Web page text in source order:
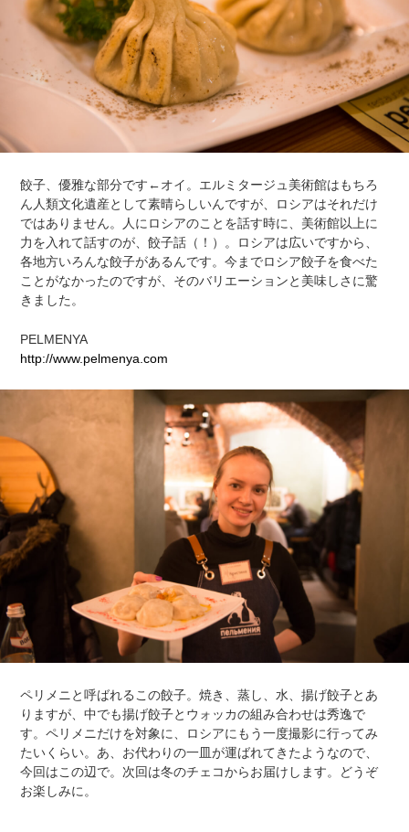
餃子、優雅な部分です←オイ。エルミタージュ美術館はもちろ
ん人類文化遺産として素晴らしいんですが、ロシアはそれだけ
ではありません。人にロシアのことを話す時に、美術館以上に
力を入れて話すのが、餃子話（！）。ロシアは広いですから、
各地方いろんな餃子があるんです。今までロシア餃子を食べた
ことがなかったのですが、そのバリエーションと美味しさに驚
きました。
PELMENYA
http://www.pelmenya.com
ペリメニと呼ばれるこの餃子。焼き、蒸し、水、揚げ餃子とあ
りますが、中でも揚げ餃子とウォッカの組み合わせは秀逸で
す。ペリメニだけを対象に、ロシアにもう一度撮影に行ってみ
たいくらい。あ、お代わりの一皿が運ばれてきたようなので、
今回はこの辺で。次回は冬のチェコからお届けします。どうぞ
お楽しみに。